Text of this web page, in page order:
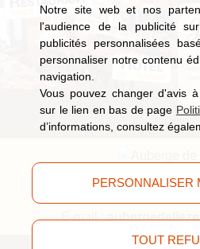
Notre site web et nos
l'audience de la publicité
publicités personnalisées
personnaliser notre contenu
navigation.
Vous pouvez changer d'avis
sur le lien en bas de page
d’informations, consultez
TOUT
PERSONNALISER
9, route de Saucefaing,
E-mail :